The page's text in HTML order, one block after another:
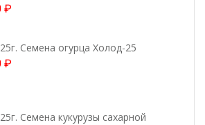
₽
Семена огурца Холод-25
₽
Семена кукурузы сахарной